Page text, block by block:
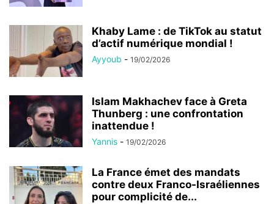
Khaby Lame : de TikTok au statut
d’actif numérique mondial !
Ayyoub - 19/02/2026
Islam Makhachev face à Greta
Thunberg : une confrontation
inattendue !
Yannis - 19/02/2026
La France émet des mandats
contre deux Franco-Israéliennes
pour complicité de...